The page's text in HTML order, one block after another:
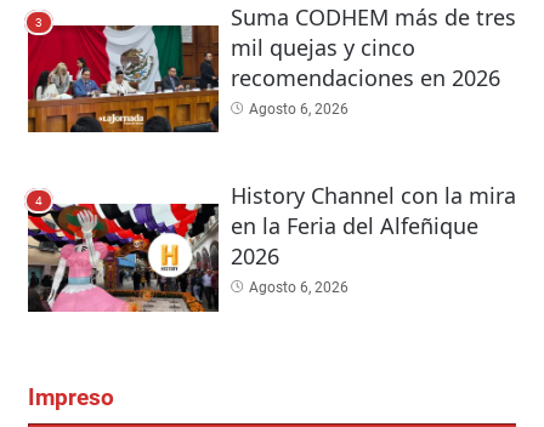
3
Suma CODHEM más de tres
mil quejas y cinco
recomendaciones en 2026
Agosto 6, 2026
4
History Channel con la mira
en la Feria del Alfeñique
2026
Agosto 6, 2026
Impreso